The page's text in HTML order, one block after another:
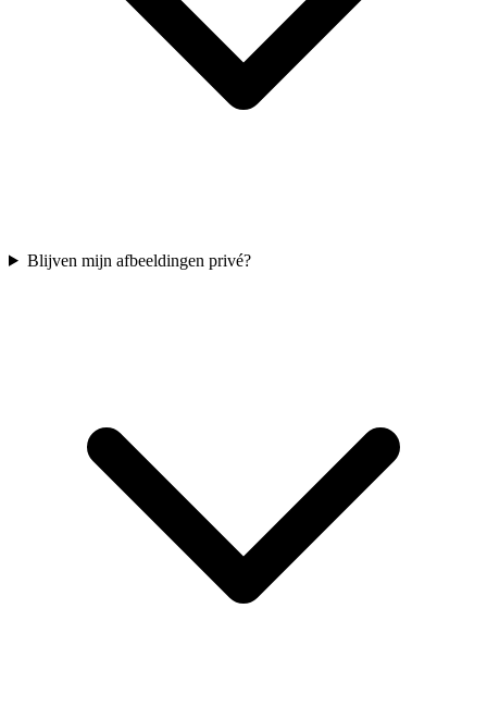
Blijven mijn afbeeldingen privé?